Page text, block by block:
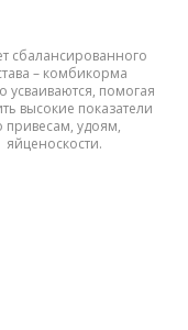
сбалансированного
– комбикорма
усваиваются, помогая
высокие показатели
привесам, удоям,
яйценоскости.